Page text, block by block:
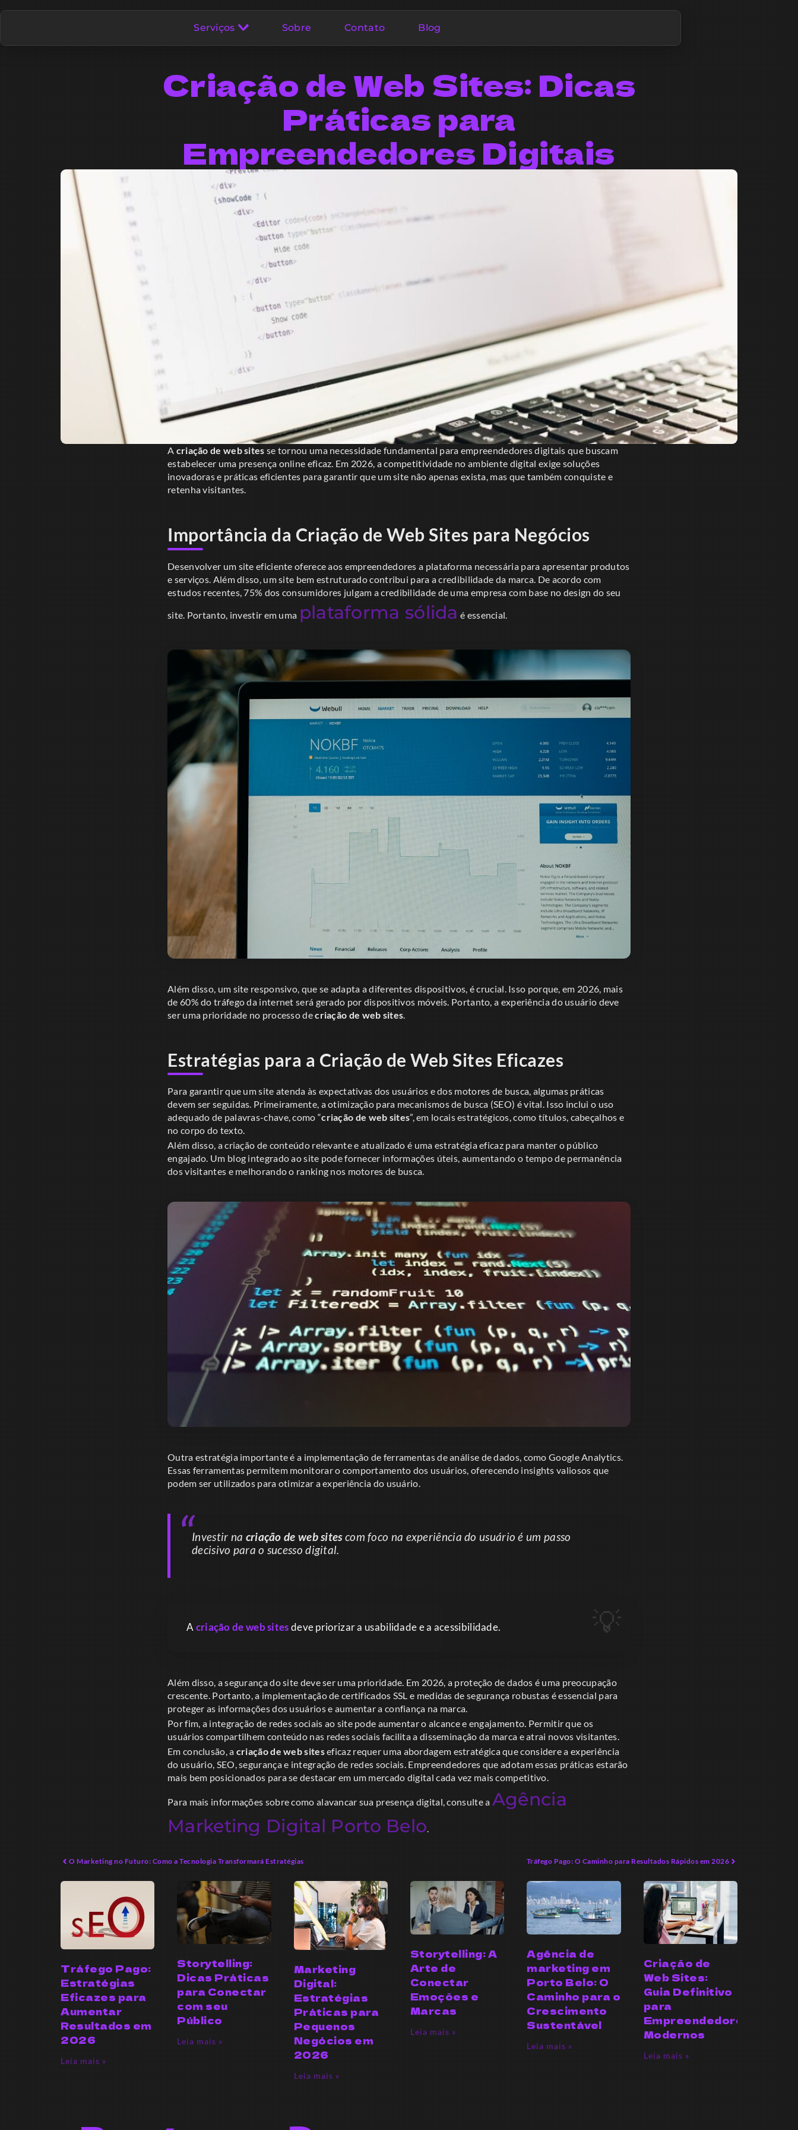
Serviços Sobre Contato Blog
Criação de Web Sites: Dicas
Práticas para
Empreendedores Digitais
A criação de web sites se tornou uma necessidade fundamental para empreendedores digitais que buscam
estabelecer uma presença online eficaz. Em 2026, a competitividade no ambiente digital exige soluções
inovadoras e práticas eficientes para garantir que um site não apenas exista, mas que também conquiste e
retenha visitantes.
Importância da Criação de Web Sites para Negócios
Desenvolver um site eficiente oferece aos empreendedores a plataforma necessária para apresentar produtos
e serviços. Além disso, um site bem estruturado contribui para a credibilidade da marca. De acordo com
estudos recentes, 75% dos consumidores julgam a credibilidade de uma empresa com base no design do seu
site. Portanto, investir em uma plataforma sólida é essencial.
Além disso, um site responsivo, que se adapta a diferentes dispositivos, é crucial. Isso porque, em 2026, mais
de 60% do tráfego da internet será gerado por dispositivos móveis. Portanto, a experiência do usuário deve
ser uma prioridade no processo decriação de web sites
Estratégias para a Criação de Web Sites Eficazes
Para garantir que um site atenda às expectativas dos usuários e dos motores de busca, algumas práticas
devem ser seguidas. Primeiramente, a otimização para mecanismos de busca (SEO) é vital. Isso inclui o uso
adequado de palavras-chave, como “criação de web sites”, em locais estratégicos, como títulos, cabeçalhos e
no corpo do texto.
Além disso, a criação de conteúdo relevante e atualizado é uma estratégia eficaz para manter o público
engajado. Um blog integrado ao site pode fornecer informações úteis, aumentando o tempo de permanência
dos visitantes e melhorando o ranking nos motores de busca.
Outra estratégia importante é a implementação de ferramentas de análise de dados, como Google Analytics.
Essas ferramentas permitem monitorar o comportamento dos usuários, oferecendo insights valiosos que
podem ser utilizados para otimizar a experiência do usuário.
Investir na criação de web sitescom foco na experiência do usuário é um passo
decisivo para o sucesso digital.
Acriação de web sitesdeve priorizar a usabilidade e a acessibilidade.
Além disso, a segurança do site deve ser uma prioridade. Em 2026, a proteção de dados é uma preocupação
crescente. Portanto, a implementação de certificados SSL e medidas de segurança robustas é essencial para
proteger as informações dos usuários e aumentar a confiança na marca.
Por fim, a integração de redes sociais ao site pode aumentar o alcance e engajamento. Permitir que os
usuários compartilhem conteúdo nas redes sociais facilita a disseminação da marca e atrai novos visitantes.
Em conclusão, a criação de web siteseficaz requer uma abordagem estratégica que considere a experiência
do usuário, SEO, segurança e integração de redes sociais. Empreendedores que adotam essas práticas estarão
mais bem posicionados para se destacar em um mercado digital cada vez mais competitivo.
Para mais informações sobre como alavancar sua presença digital, consulte a Agência
Marketing Digital Porto Belo.
O Marketing no Futuro: Como a Tecnologia Transformará Estratégias Tráfego Pago: O Caminho para Resultados Rápidos em 2026
Tráfego Pago:
Estratégias
Eficazes para
Aumentar
Resultados em
2026
Leia mais »
Storytelling:
Dicas Práticas
para Conectar
com seu
Público
Leia mais »
Marketing
Digital:
Estratégias
Práticas para
Pequenos
Negócios em
2026
Leia mais »
Storytelling: A
Arte de
Conectar
Emoções e
Marcas
Leia mais »
Agência de
marketing em
Porto Belo: O
Caminho para o
Crescimento
Sustentável
Leia mais »
Criação de
Web Sites:
Guia Definitivo
para
Empreendedores
Modernos
Leia mais »